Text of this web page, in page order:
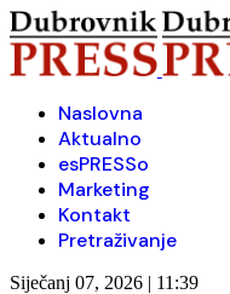
Naslovna
Aktualno
esPRESSo
Marketing
Kontakt
Pretraživanje
Siječanj 07, 2026 | 11:39